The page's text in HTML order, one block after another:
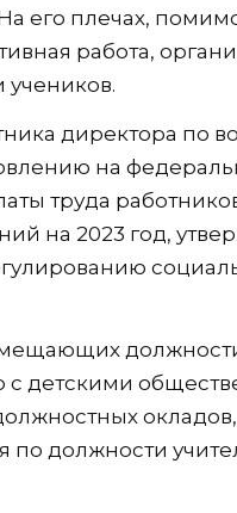
его плечах,
работа,
директора по
на
труда
на 2023 год,
с детскими
окладов,
по должности